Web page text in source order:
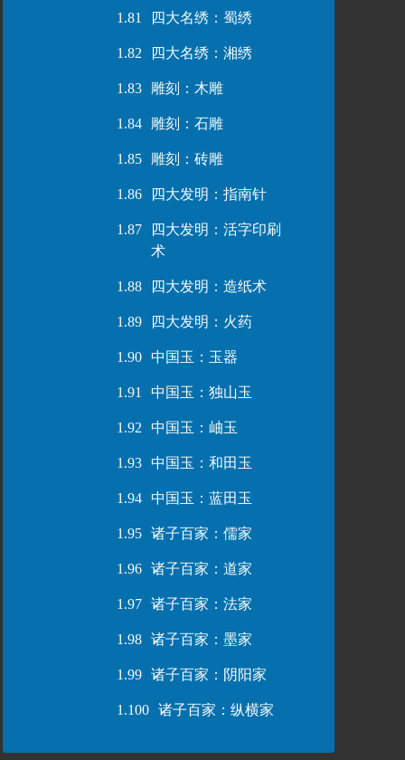
1.81 四大名绣：蜀绣
1.82 四大名绣：湘绣
1.83 雕刻：木雕
1.84 雕刻：石雕
1.85 雕刻：砖雕
1.86 四大发明：指南针
1.87
四大发明：活字印刷
术
1.88 四大发明：造纸术
1.89 四大发明：火药
1.90 中国玉：玉器
1.91 中国玉：独山玉
1.92 中国玉：岫玉
1.93 中国玉：和田玉
1.94 中国玉：蓝田玉
1.95 诸子百家：儒家
1.96 诸子百家：道家
1.97 诸子百家：法家
1.98 诸子百家：墨家
1.99 诸子百家：阴阳家
1.100 诸子百家：纵横家